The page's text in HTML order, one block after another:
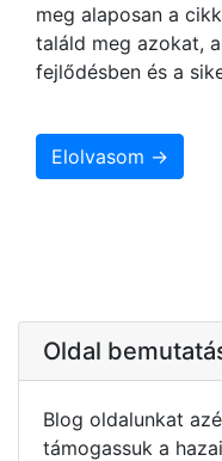
meg alaposan a
találd meg azokat,
fejlődésben és a
Elolvasom →
Oldal
Blog oldalunkat
támogassuk a